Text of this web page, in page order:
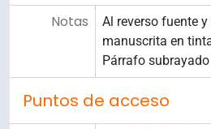
Notas
Al reverso fuente
manuscrita en
Párrafo
Puntos de acceso